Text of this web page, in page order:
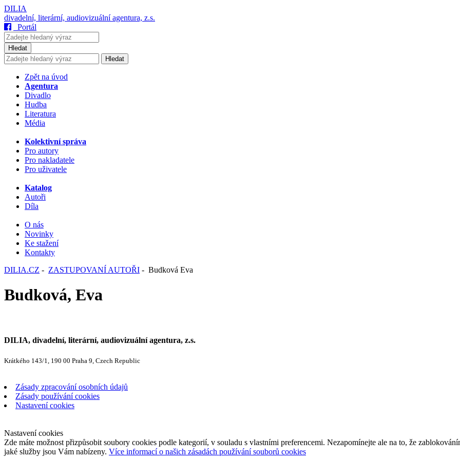
DILIA
divadelní, literární, audiovizuální agentura, z.s.
Portál
Hledat
Hledat
Zpět na úvod
Agentura
Divadlo
Hudba
Literatura
Média
Kolektivní správa
Pro autory
Pro nakladatele
Pro uživatele
Katalog
Autoři
Díla
O nás
Novinky
Ke stažení
Kontakty
DILIA.CZ - ZASTUPOVANÍ AUTOŘI - Budková Eva
Budková, Eva
DILIA, divadelní, literární, audiovizuální agentura, z.s.
Krátkého 143/1, 190 00 Praha 9, Czech Republic
Zásady zpracování osobních údajů
Zásady používání cookies
Nastavení cookies
Nastavení cookies
Zde máte možnost přizpůsobit soubory cookies podle kategorií, v souladu s vlastními preferencemi. Nezapomínejte ale na to, že
jaké služby jsou Vám nabízeny. Více informací o našich zásadách používání souborů cookies